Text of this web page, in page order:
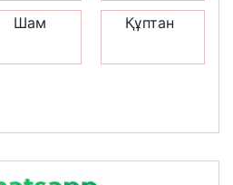
Шам Құптан